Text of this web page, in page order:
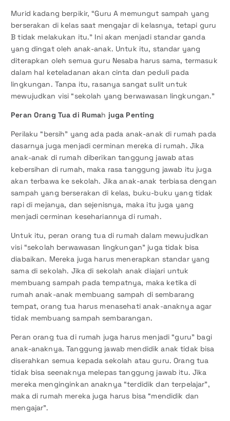
Murid kadang berpikir, “Guru A memungut sampah yang
berserakan di kelas saat mengajar di kelasnya, tetapi guru
B tidak melakukan itu.” Ini akan menjadi standar ganda
yang dingat oleh anak-anak. Untuk itu, standar yang
diterapkan oleh semua guru Nesaba harus sama, termasuk
dalam hal keteladanan akan cinta dan peduli pada
lingkungan. Tanpa itu, rasanya sangat sulit untuk
mewujudkan visi “sekolah yang berwawasan lingkungan.”
Peran Orang Tua di Rumah juga Penting
Perilaku “bersih” yang ada pada anak-anak di rumah pada
dasarnya juga menjadi cerminan mereka di rumah. Jika
anak-anak di rumah diberikan tanggung jawab atas
kebersihan di rumah, maka rasa tanggung jawab itu juga
akan terbawa ke sekolah. Jika anak-anak terbiasa dengan
sampah yang berserakan di kelas, buku-buku yang tidak
rapi di mejanya, dan sejenisnya, maka itu juga yang
menjadi cerminan kesehariannya di rumah.
Untuk itu, peran orang tua di rumah dalam mewujudkan
visi “sekolah berwawasan lingkungan” juga tidak bisa
diabaikan. Mereka juga harus menerapkan standar yang
sama di sekolah. Jika di sekolah anak diajari untuk
membuang sampah pada tempatnya, maka ketika di
rumah anak-anak membuang sampah di sembarang
tempat, orang tua harus menasehati anak-anaknya agar
tidak membuang sampah sembarangan.
Peran orang tua di rumah juga harus menjadi “guru” bagi
anak-anaknya. Tanggung jawab mendidik anak tidak bisa
diserahkan semua kepada sekolah atau guru. Orang tua
tidak bisa seenaknya melepas tanggung jawab itu. Jika
mereka menginginkan anaknya “terdidik dan terpelajar”,
maka di rumah mereka juga harus bisa “mendidik dan
mengajar”.